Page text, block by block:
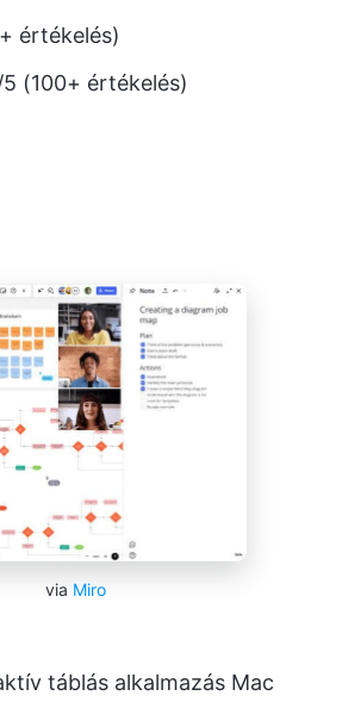
értékelés)
(100+ értékelés)
via Miro
táblás alkalmazás Mac